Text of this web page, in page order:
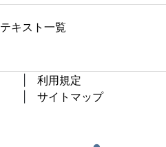
テキスト一覧
利用規定
サイトマップ